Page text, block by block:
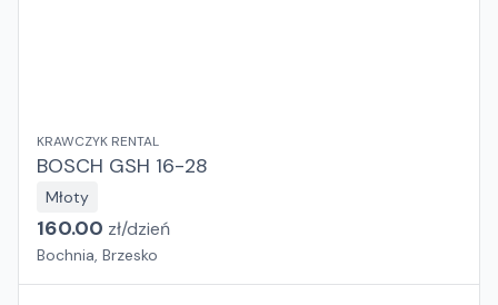
KRAWCZYK RENTAL
BOSCH GSH 16-28
Młoty
160.00 zł/dzień
Bochnia, Brzesko